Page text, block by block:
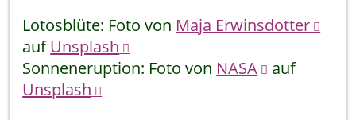
Lotosblüte: Foto von Maja Erwinsdotter
aufUnsplash
Sonneneruption: Foto von NASA
auf
Unsplash